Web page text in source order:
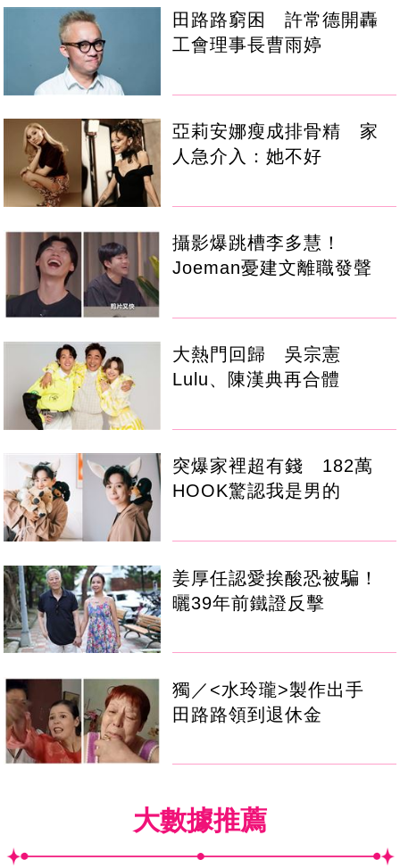
田路路窮困 許常德開轟
工會理事長曹雨婷
亞莉安娜瘦成排骨精 家
人急介入：她不好
攝影爆跳槽李多慧！
Joeman憂建文離職發聲
大熱門回歸 吳宗憲
Lulu、陳漢典再合體
突爆家裡超有錢 182萬
HOOK驚認我是男的
姜厚任認愛挨酸恐被騙！
曬39年前鐵證反擊
獨／<水玲瓏>製作出手
田路路領到退休金
大數據推薦